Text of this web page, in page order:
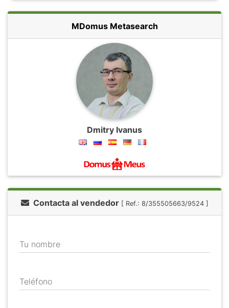
MDomus Metasearch
Dmitry Ivanus
Contacta al vendedor [ Ref.: 8/355505663/9524 ]
Tu nombre
Teléfono